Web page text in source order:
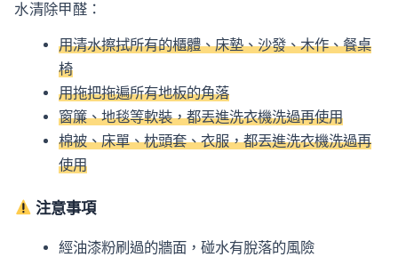
水清除甲醛：
用清水擦拭所有的櫃體、床墊、沙發、木作、餐桌
椅
用拖把拖遍所有地板的角落
窗簾、地毯等軟裝，都丟進洗衣機洗過再使用
棉被、床單、枕頭套、衣服，都丟進洗衣機洗過再
使用
注意事項
經油漆粉刷過的牆面，碰水有脫落的風險